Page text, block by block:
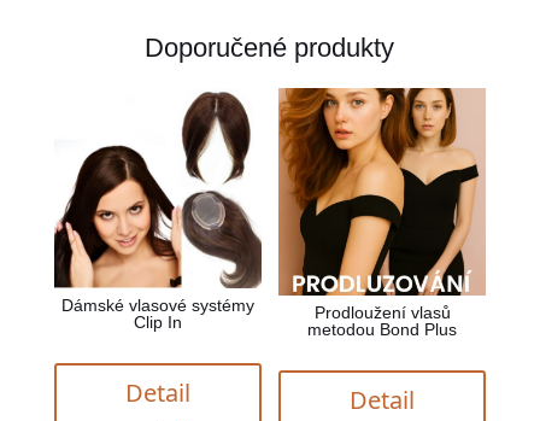
Doporučené produkty
Dámské vlasové systémy
Clip In
Detail
Prodloužení vlasů
metodou Bond Plus
Detail